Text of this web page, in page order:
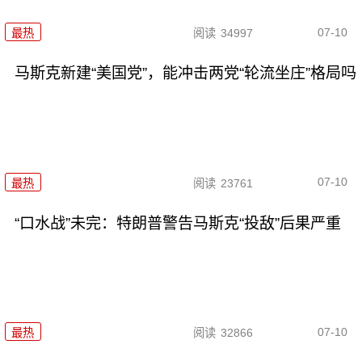
最热 阅读 34997 07-10
马斯克新建“美国党”，能冲击两党“轮流坐庄”格局吗
最热 阅读 23761 07-10
“口水战”未完：特朗普警告马斯克“投敌”后果严重
最热 阅读 32866 07-10